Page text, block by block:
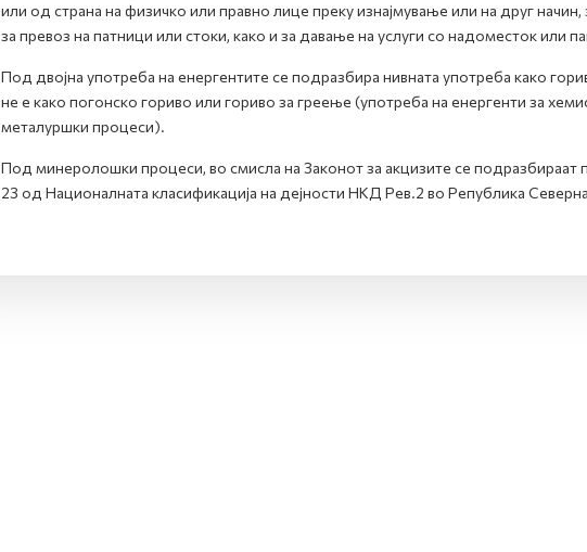
или од страна на физичко или правно лице преку изнајмување или на друг
за превоз на патници или стоки, како и за давање на услуги со надоместок или
Под двојна употреба на енергентите се подразбира нивната употреба како
не е како погонско гориво или гориво за греење (употреба на енергенти за
металуршки процеси).
Под минеролошки процеси, во смисла на Законот за акцизите се
23 од Националната класификација на дејности НКД Рев.2 во Република